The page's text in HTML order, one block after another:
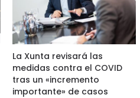
La Xunta revisará las
medidas contra el COVID
tras un «incremento
importante» de casos